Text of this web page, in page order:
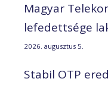
Magyar
lefedettsége
2026. augusztus 5.
Stabil OTP